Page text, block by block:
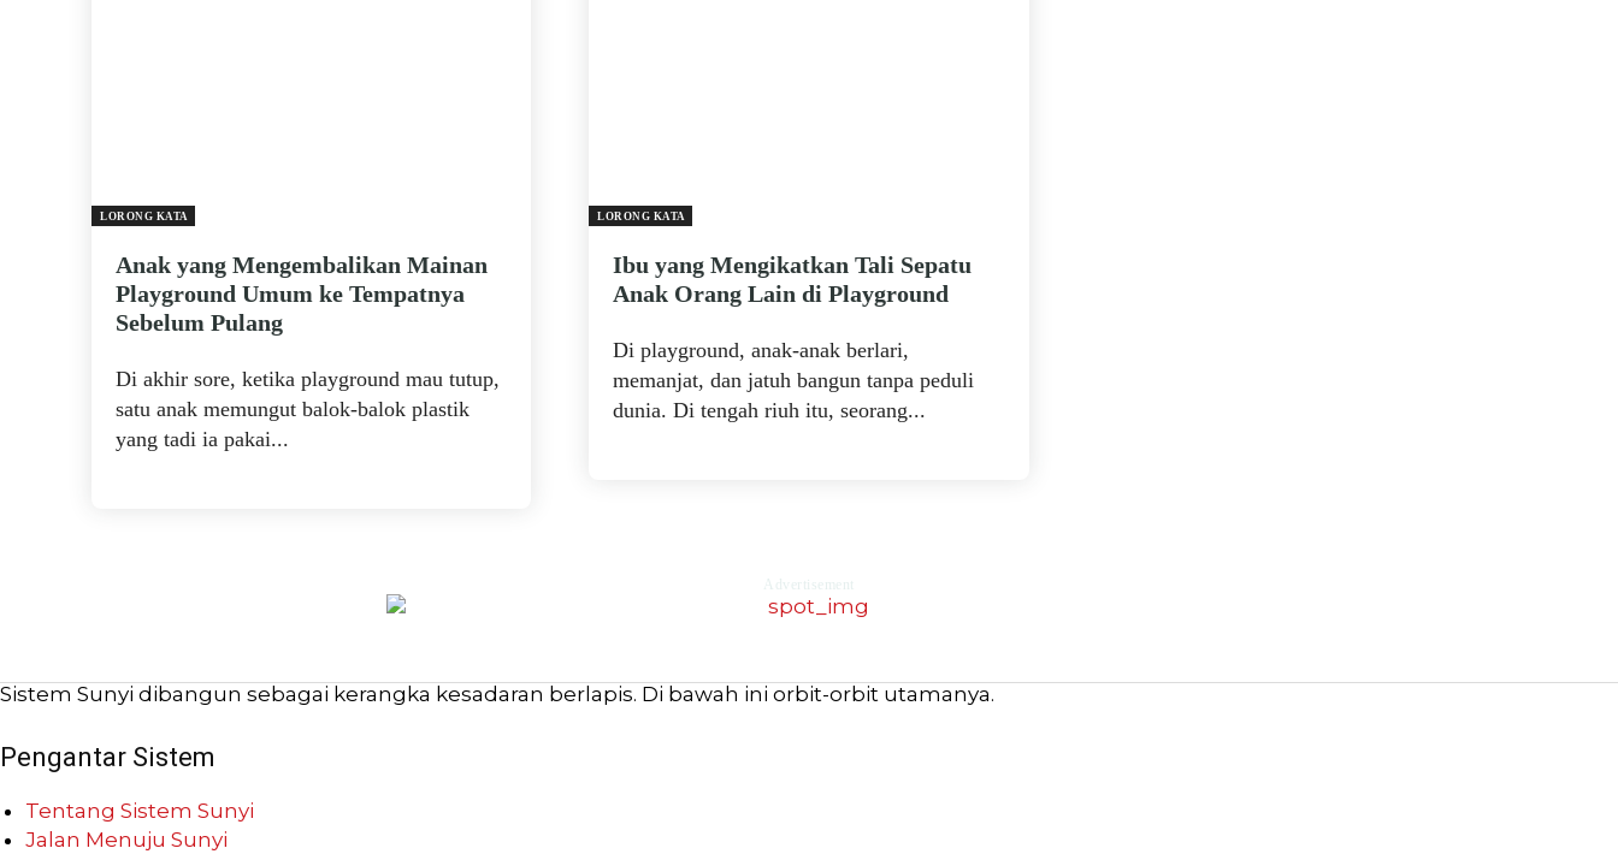
LORONG KATA
Anak yang Mengembalikan Mainan
Playground Umum ke Tempatnya
Sebelum Pulang
Di akhir sore, ketika playground mau tutup,
satu anak memungut balok-balok plastik
yang tadi ia pakai...
LORONG KATA
Ibu yang Mengikatkan Tali Sepatu
Anak Orang Lain di Playground
Di playground, anak-anak berlari,
memanjat, dan jatuh bangun tanpa peduli
dunia. Di tengah riuh itu, seorang...
Advertisement
Sistem Sunyi dibangun sebagai kerangka kesadaran berlapis. Di bawah ini orbit-orbit utamanya.
Pengantar Sistem
Tentang Sistem Sunyi
Jalan Menuju Sunyi